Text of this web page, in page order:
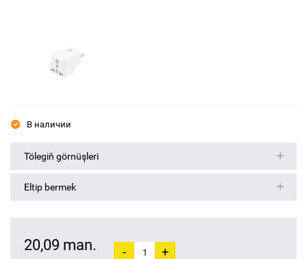
В наличии
Tölegiň görnüşleri
Eltip bermek
20,09 man. - +